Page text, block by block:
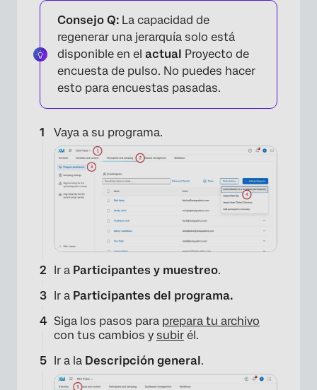
Consejo Q: La capacidad de
regenerar una jerarquía solo está
disponible en el actual Proyecto de
encuesta de pulso. No puedes hacer
esto para encuestas pasadas.
Vaya a su programa.
Ir a Participantes y muestreo.
Ir a Participantes del programa.
Siga los pasos para prepara tu archivo
con tus cambios y subir él.
Ir a la Descripción general.